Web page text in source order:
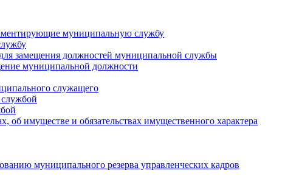
муниципальную службу
замещения должностей муниципальной службы
муниципальной должности
служащего
об имуществе и обязательствах имущественного характера
муниципального резерва управленческих кадров